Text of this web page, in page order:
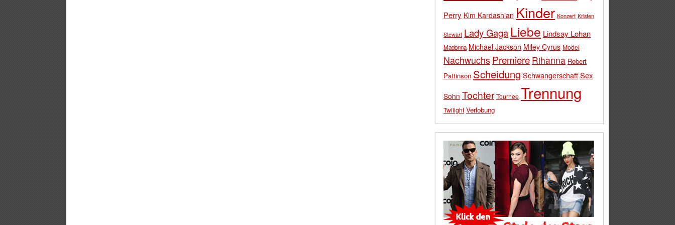
Perry Kim Kardashian Kinder Konzert Kristen
Stewart Lady Gaga Liebe Lindsay Lohan
Madonna Michael Jackson Miley Cyrus Model
Nachwuchs Premiere Rihanna Robert
Pattinson Scheidung SchwangerschaftSex
Sohn Tochter Tournee Trennung
Twilight Verlobung